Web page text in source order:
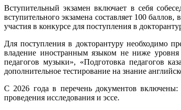
Вступительный экзамен включает в себя
вступительного экзамена составляет 100
участия в конкурсе для поступления в
Для поступления в докторантуру необходимо
владение иностранным языком не ниже
педагогов музыки», «Подготовка педагогов
дополнительное тестирование на знание
С 2026 года в перечень документов включены:
проведения исследования и эссе.